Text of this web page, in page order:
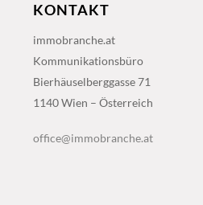
KONTAKT
immobranche.at
Kommunikationsbüro
Bierhäuselberggasse 71
1140 Wien – Österreich
office@immobranche.at